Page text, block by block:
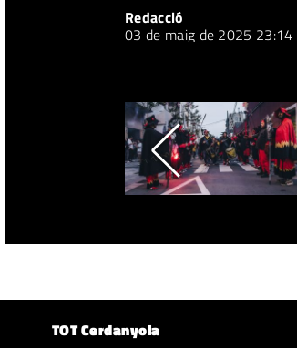
Redacció
03 de maig de 2025 23:14
TOT Cerdanyola